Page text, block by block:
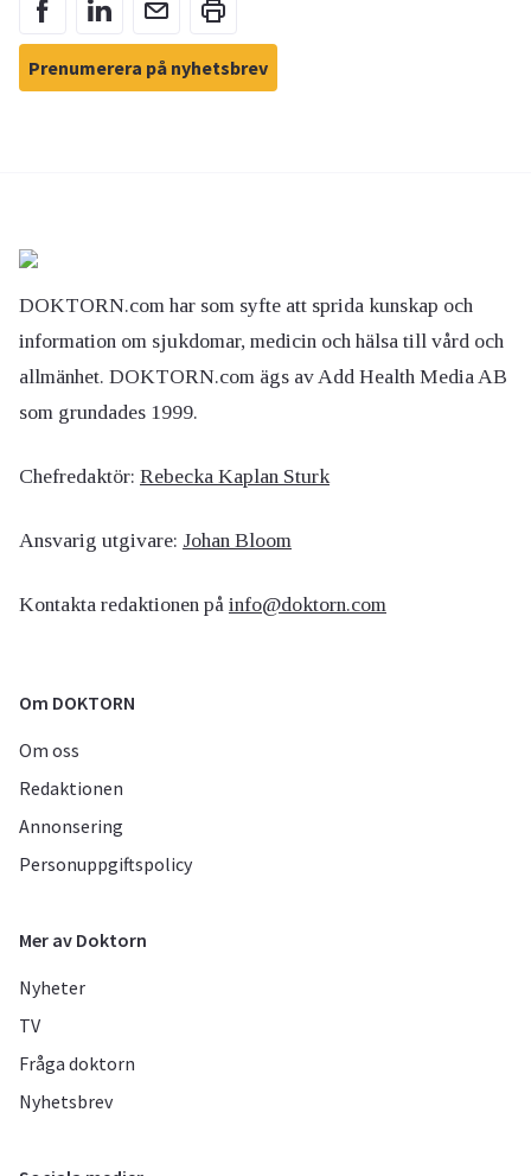
Prenumerera på nyhetsbrev
DOKTORN.com har som syfte att sprida kunskap och
information om sjukdomar, medicin och hälsa till vård och
allmänhet. DOKTORN.com ägs av Add Health Media AB
som grundades 1999.
Chefredaktör: Rebecka Kaplan Sturk
Ansvarig utgivare: Johan Bloom
Kontakta redaktionen på info@doktorn.com
Om DOKTORN
Om oss
Redaktionen
Annonsering
Personuppgiftspolicy
Mer av Doktorn
Nyheter
TV
Fråga doktorn
Nyhetsbrev